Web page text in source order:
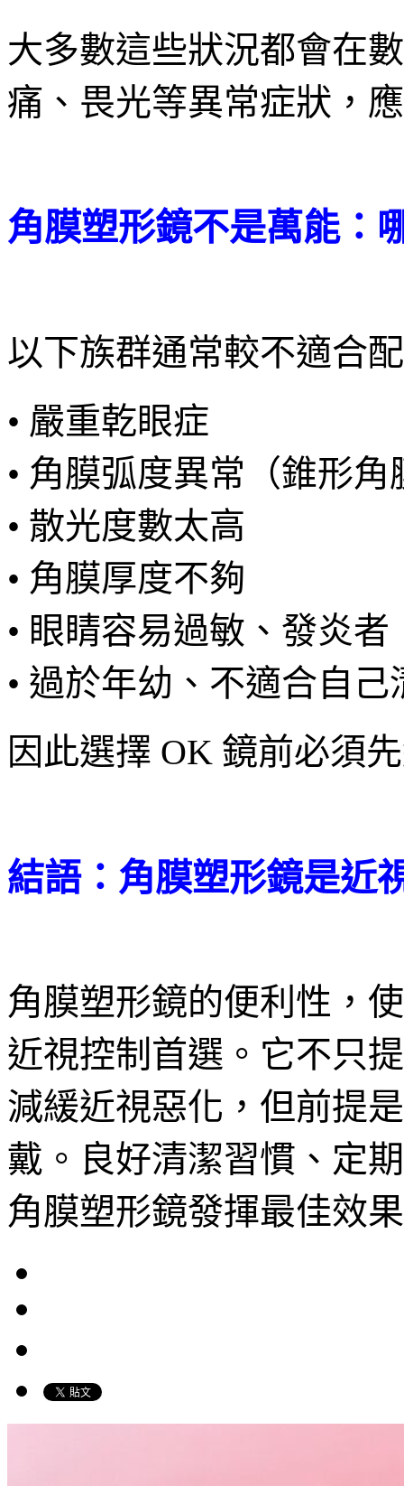
大多數這些狀況都會在
痛、畏光等異常症狀，
角膜塑形鏡不是萬能：
以下族群通常較不適合
• 嚴重乾眼症
• 角膜弧度異常（錐形角
• 散光度數太高
• 角膜厚度不夠
• 眼睛容易過敏、發炎者
• 過於年幼、不適合自
因此選擇 OK 鏡前必須
結語：角膜塑形鏡是近
角膜塑形鏡的便利性，
近視控制首選。它不只
減緩近視惡化，但前提
戴。良好清潔習慣、定
角膜塑形鏡發揮最佳效